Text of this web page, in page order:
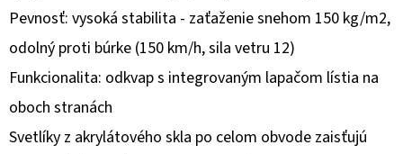
Pevnosť: vysoká stabilita - zaťaženie snehom 150 kg/m2,
odolný proti búrke (150 km/h, sila vetru 12)
Funkcionalita: odkvap s integrovaným lapačom lístia na
oboch stranách
Svetlíky z akrylátového skla po celom obvode zaisťujú
A
M
E